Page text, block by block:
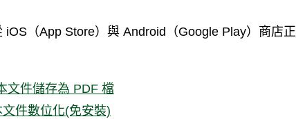
（App Store）與 Android（Google Play）商店正
文件儲存為 PDF 檔
件數位化(免安裝)